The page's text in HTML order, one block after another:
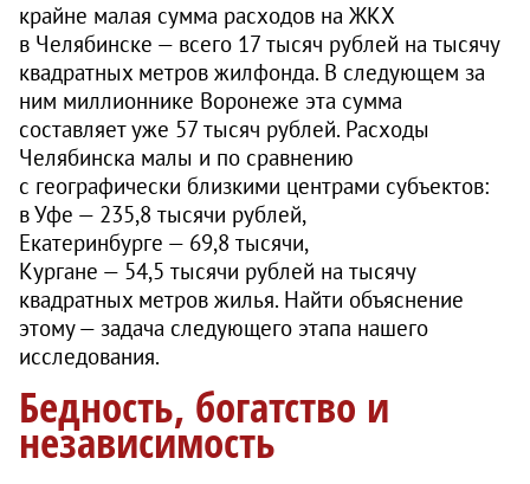
крайне малая сумма расходов на ЖКХ
в Челябинске — всего 17 тысяч рублей на тысячу
квадратных метров жилфонда. В следующем за
ним миллионнике Воронеже эта сумма
составляет уже 57 тысяч рублей. Расходы
Челябинска малы и по сравнению
с географически близкими центрами субъектов:
в Уфе — 235,8 тысячи рублей,
Екатеринбурге — 69,8 тысячи,
Кургане — 54,5 тысячи рублей на тысячу
квадратных метров жилья. Найти объяснение
этому — задача следующего этапа нашего
исследования.
Бедность, богатство и
независимость